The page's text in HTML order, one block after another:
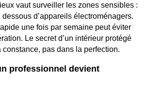
vaut surveiller les zones sensibles :
d’appareils électroménagers.
une fois par semaine peut éviter
Le secret d’un intérieur protégé
pas dans la perfection.
professionnel devient